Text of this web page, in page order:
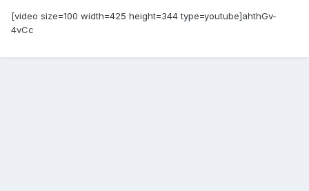
[video size=100 width=425 height=344 type=youtube]ahthGv-
4vCc